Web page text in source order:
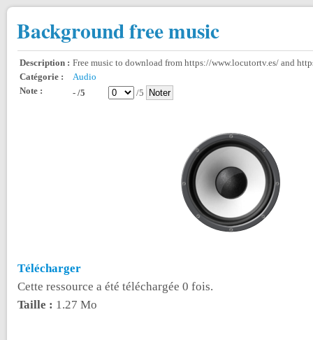
Background free music
Description : Free music to download from https://www.locutortv.es/ and
Catégorie :
Audio
Note :
- /5 /5
Télécharger
Cette ressource a été téléchargée 0 fois.
Taille : 1.27 Mo